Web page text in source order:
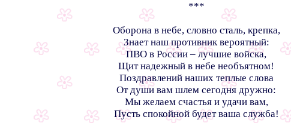
***
Оборона в небе, словно сталь, крепка,
Знает наш противник вероятный:
ПВО в России – лучшие войска,
Щит надежный в небе необъятном!
Поздравлений наших теплые слова
От души вам шлем сегодня дружно:
Мы желаем счастья и удачи вам,
Пусть спокойной будет ваша служба!